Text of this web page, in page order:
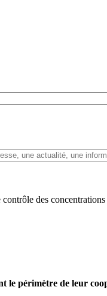
des concentrations
le périmètre de leur